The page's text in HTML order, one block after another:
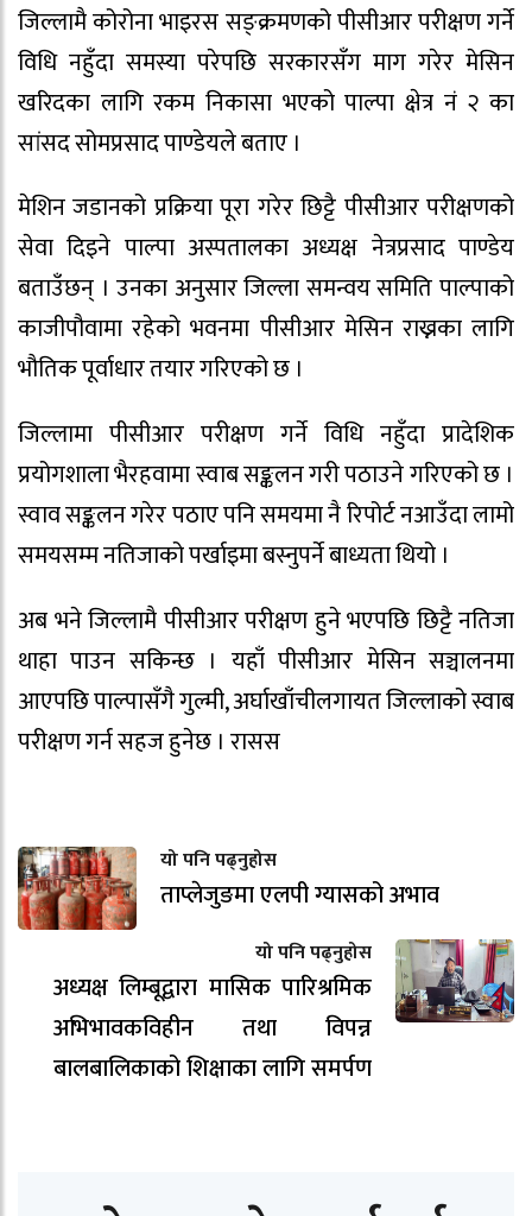
जिल्लामै कोरोना भाइरस सङ्क्रमणको पीसीआर परीक्षण गर्ने
विधि नहुँदा समस्या परेपछि सरकारसँग माग गरेर मेसिन
खरिदका लागि रकम निकासा भएको पाल्पा क्षेत्र नं २ का
सांसद सोमप्रसाद पाण्डेयले बताए ।
मेशिन जडानको प्रक्रिया पूरा गरेर छिट्टै पीसीआर परीक्षणको
सेवा दिइने पाल्पा अस्पतालका अध्यक्ष नेत्रप्रसाद पाण्डेय
बताउँछन् । उनका अनुसार जिल्ला समन्वय समिति पाल्पाको
काजीपौवामा रहेको भवनमा पीसीआर मेसिन राख्नका लागि
भौतिक पूर्वाधार तयार गरिएको छ ।
जिल्लामा पीसीआर परीक्षण गर्ने विधि नहुँदा प्रादेशिक
प्रयोगशाला भैरहवामा स्वाब सङ्कलन गरी पठाउने गरिएको छ ।
स्वाव सङ्कलन गरेर पठाए पनि समयमा नै रिपोर्ट नआउँदा लामो
समयसम्म नतिजाको पर्खाइमा बस्नुपर्ने बाध्यता थियो ।
अब भने जिल्लामै पीसीआर परीक्षण हुने भएपछि छिट्टै नतिजा
थाहा पाउन सकिन्छ । यहाँ पीसीआर मेसिन सञ्चालनमा
आएपछि पाल्पासँगै गुल्मी, अर्घाखाँचीलगायत जिल्लाको स्वाब
परीक्षण गर्न सहज हुनेछ । रासस
यो पनि पढ्नुहोस
ताप्लेजुङमा एलपी ग्यासको अभाव
यो पनि पढ्नुहोस
अध्यक्ष लिम्बूद्वारा मासिक पारिश्रमिक
अभिभावकविहीन तथा विपन्न
बालबालिकाको शिक्षाका लागि समर्पण